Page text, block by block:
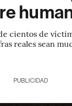
cientos de
reales sean
PUBLICIDAD